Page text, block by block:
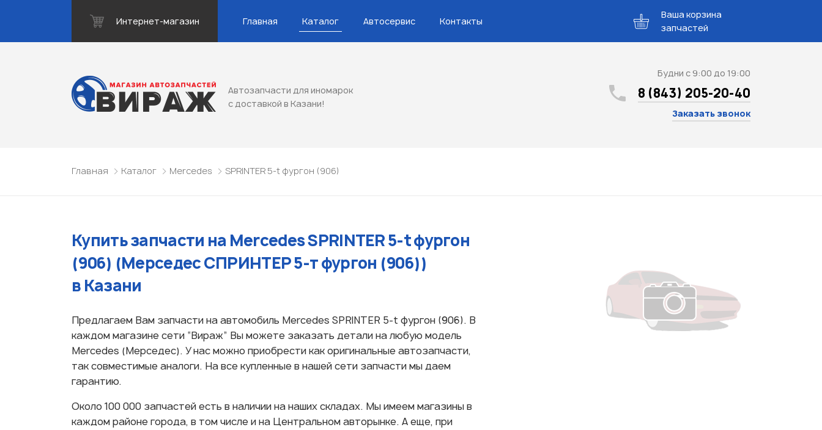
Интернет-магазин Главная Каталог Автосервис Контакты
Ваша корзина
запчастей
Автозапчасти для иномарок
с доставкой в Казани!
Будни с 9:00 до 19:00
8 (843) 205-20-40
Заказать звонок
Главная Каталог Mercedes SPRINTER 5-t фургон (906)
Купить запчасти на Mercedes SPRINTER 5-t фургон
(906) (Мерседес СПРИНТЕР 5-т фургон (906))
в Казани
Предлагаем Вам запчасти на автомобиль Mercedes SPRINTER 5-t фургон (906). В
каждом магазине сети “Вираж” Вы можете заказать детали на любую модель
Mercedes (Мерседес). У нас можно приобрести как оригинальные автозапчасти,
так совместимые аналоги. На все купленные в нашей сети запчасти мы даем
гарантию.
Около 100 000 запчастей есть в наличии на наших складах. Мы имеем магазины в
каждом районе города, в том числе и на Центральном авторынке. А еще, при